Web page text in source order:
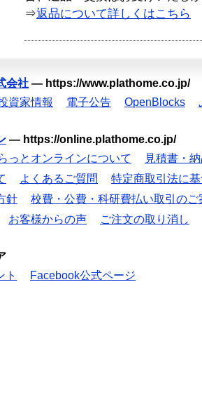
⇒返品について詳しくはこちら
会社 — https://www.plathome.co.jp/
資家情報 電子公告 OpenBlocks
— https://online.plathome.co.jp/
っとオンラインについて
見積書・
よくあるご質問
特定商取引法に
針
校費・公費・科研費払い取引のご
お客様からの声 ご注文の取り消し
ト
Facebook公式ページ